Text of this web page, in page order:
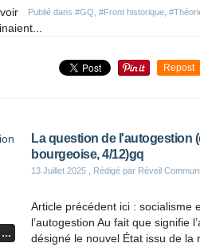
Publié dans #GQ #Front historique
Repost
…
La question de l'autogestion
bourgeoise, 4/12)gq
13 Juillet 2025 , Rédigé par Réveil
Article précédent ici : socialisme
l’autogestion Au fait que signifie
désigné le nouvel État issu de la